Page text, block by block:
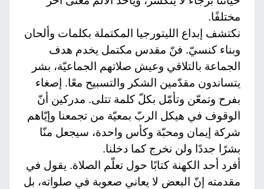
مختلفًا.
نكتشف إبداع الليتورجيا المكتملة بكلمات وألحان
وبناء كنسيّ. فنّ مقدس مكتمل يخدم هدف
الجماعة بالتلاقي وعيش صلاتهم الجماعيّة، بشر
يتساندون مقدّمين الشكر والتسبيح معًا. إصغاء
بفرح وتمعّن وتأمّل بكلّ كلمة تتلى. مدركين أنّ
الوقوف في هيكل الربّ بمعيّة من تجمعنا وإيّاهم
شركة إيمان ومحبّة وكأس واحدة، سيجعل منّا
بشرًا جددًا ولن نخرج كما دخلنا.
أفرد أحد الكهنة كتابًا حول تعلّم الصلاة. يقول في
مقدمته إنّ البعض لا يعاني صعوبة في صلواته، بل